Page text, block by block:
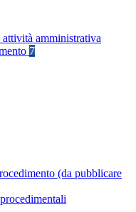
amministrativa
7
(da pubblicare